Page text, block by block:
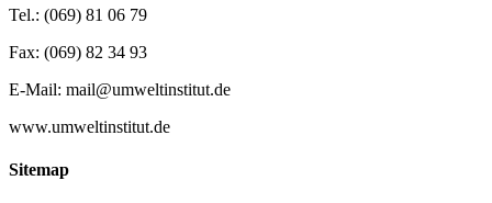
Tel.: (069) 81 06 79
Fax: (069) 82 34 93
E-Mail: mail@umweltinstitut.de
www.umweltinstitut.de
Sitemap